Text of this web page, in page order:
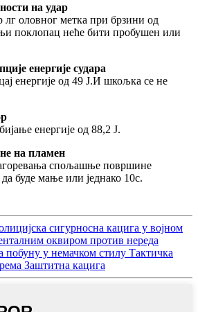
на удар
оловног метка при брзини од
поклопац неће бити пробушен или
енергије судара
енергије од 49 Ј.И шкољка се не
енергије од 88,2 Ј.
на пламен
спољашње површине
буде мање или једнако 10с.
сигурносна кацига у војном
оквиром против нереда
побуну у немачком стилу Тактичка
Заштитна кацига